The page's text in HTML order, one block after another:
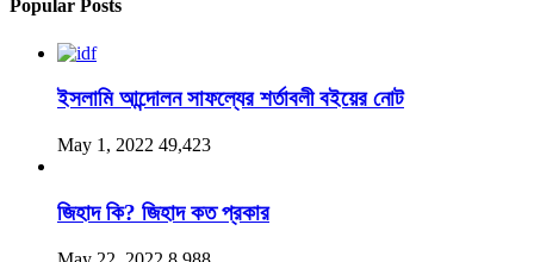
Popular Posts
ইসলামি আন্দোলন সাফল্যের শর্তাবলী বইয়ের নোট
May 1, 2022 49,423
জিহাদ কি? জিহাদ কত প্রকার